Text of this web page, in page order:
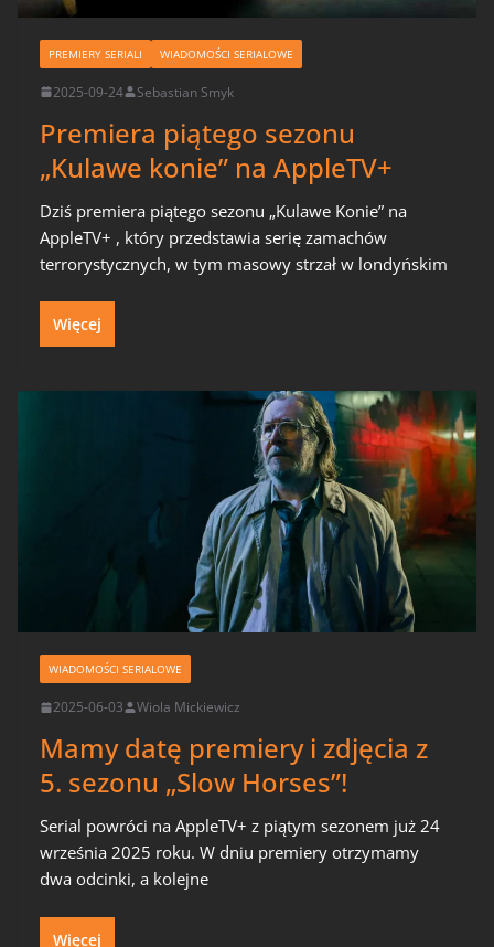
PREMIERY SERIALI WIADOMOŚCI SERIALOWE
2025-09-24 Sebastian Smyk
Premiera piątego sezonu
„Kulawe konie” na AppleTV+
Dziś premiera piątego sezonu „Kulawe Konie” na
AppleTV+ , który przedstawia serię zamachów
terrorystycznych, w tym masowy strzał w londyńskim
Więcej
WIADOMOŚCI SERIALOWE
2025-06-03 Wiola Mickiewicz
Mamy datę premiery i zdjęcia z
5. sezonu „Slow Horses”!
Serial powróci na AppleTV+ z piątym sezonem już 24
września 2025 roku. W dniu premiery otrzymamy
dwa odcinki, a kolejne
Więcej